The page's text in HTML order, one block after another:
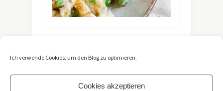
Ich verwende Cookies, um den Blog zu optimieren.
Cookies akzeptieren